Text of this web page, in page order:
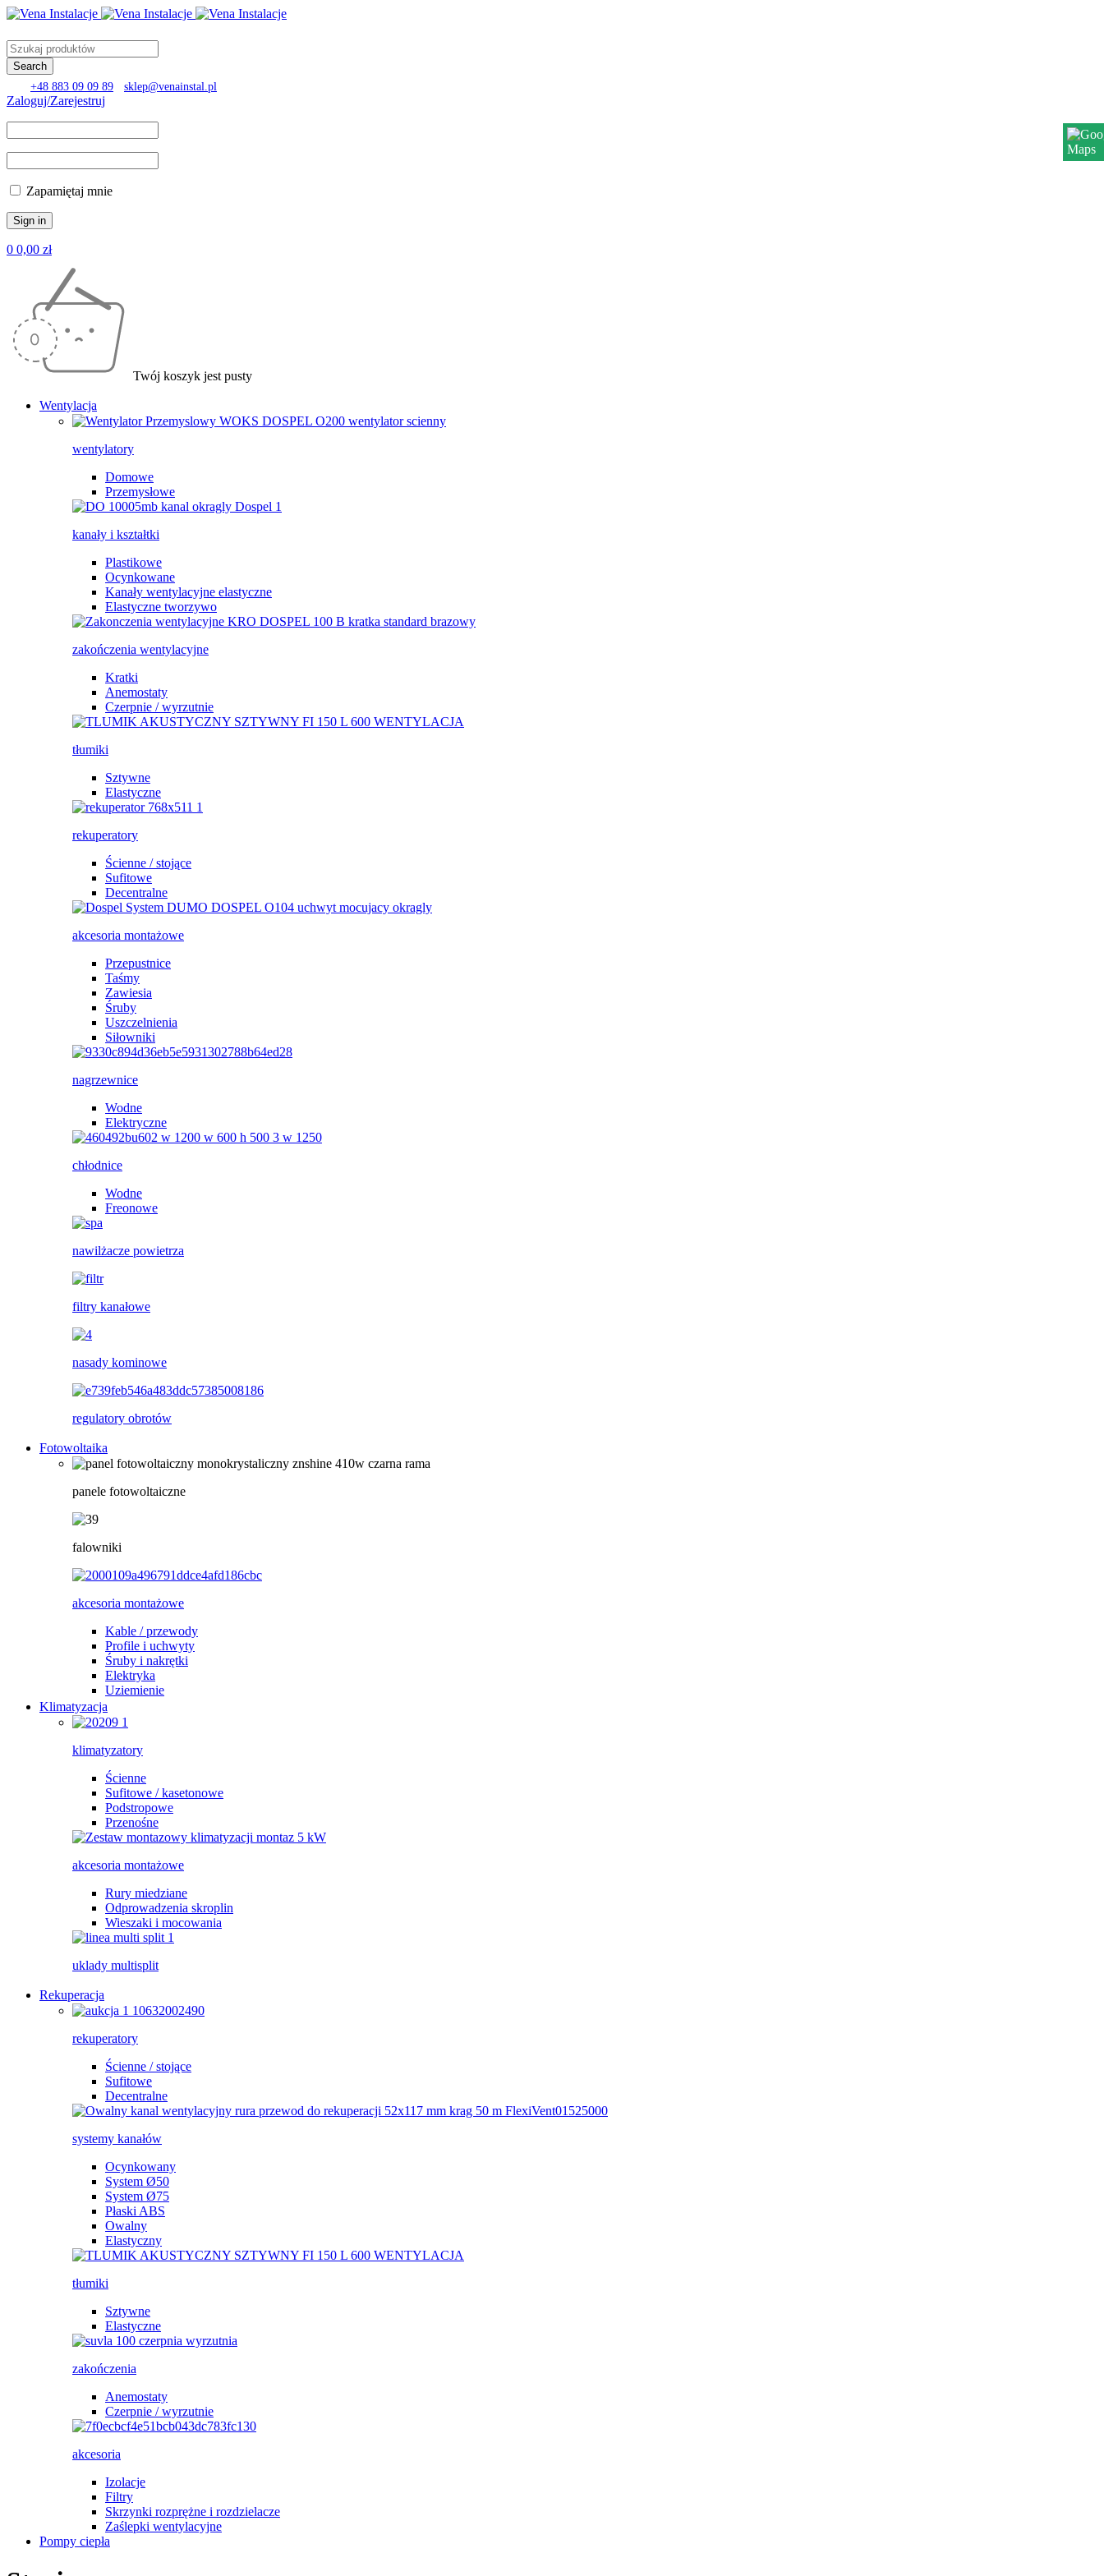
+48 883 09 09 89 sklep@venainstal.pl
Zaloguj/Zarejestruj
Zapamiętaj mnie
0 0,00 zł
Twój koszyk jest pusty
Wentylacja
wentylatory
Domowe
Przemysłowe
kanały i kształtki
Plastikowe
Ocynkowane
Kanały wentylacyjne elastyczne
Elastyczne tworzywo
zakończenia wentylacyjne
Kratki
Anemostaty
Czerpnie / wyrzutnie
tłumiki
Sztywne
Elastyczne
rekuperatory
Ścienne / stojące
Sufitowe
Decentralne
akcesoria montażowe
Przepustnice
Taśmy
Zawiesia
Śruby
Uszczelnienia
Siłowniki
nagrzewnice
Wodne
Elektryczne
chłodnice
Wodne
Freonowe
nawilżacze powietrza
filtry kanałowe
nasady kominowe
regulatory obrotów
Fotowoltaika
panele fotowoltaiczne
falowniki
akcesoria montażowe
Kable / przewody
Profile i uchwyty
Śruby i nakrętki
Elektryka
Uziemienie
Klimatyzacja
klimatyzatory
Ścienne
Sufitowe / kasetonowe
Podstropowe
Przenośne
akcesoria montażowe
Rury miedziane
Odprowadzenia skroplin
Wieszaki i mocowania
uklady multisplit
Rekuperacja
rekuperatory
Ścienne / stojące
Sufitowe
Decentralne
systemy kanałów
Ocynkowany
System Ø50
System Ø75
Płaski ABS
Owalny
Elastyczny
tłumiki
Sztywne
Elastyczne
zakończenia
Anemostaty
Czerpnie / wyrzutnie
akcesoria
Izolacje
Filtry
Skrzynki rozprężne i rozdzielacze
Zaślepki wentylacyjne
Pompy ciepła